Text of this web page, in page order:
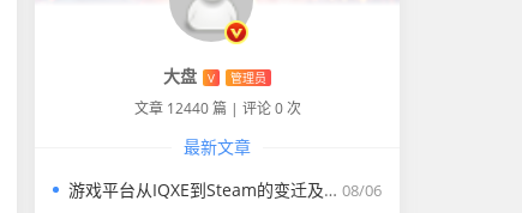
大盘 V 管理员
文章 12440 篇 | 评论 0 次
最新文章
08/06
游戏平台从IQXE到Steam的变迁及体验